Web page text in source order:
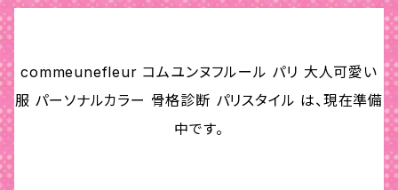
commeunefleur コムユンヌフルール パリ 大人可愛い
服 パーソナルカラー 骨格診断 パリスタイル は、現在準備
中です。